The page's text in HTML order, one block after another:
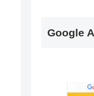
Google